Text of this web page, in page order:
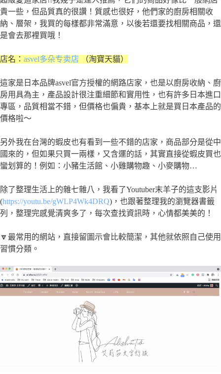
貴一些，但品質真的很讚！質感也很好，他們家的廚房相關收
納、層架，我買的每樣都非常滿意，以後若還要找相關商品，還
是會去那裡買哦！
店名： asvel多朵专卖店 （淘寶天貓）
這家是日本品牌asvel官方授權的網路店家，也是以廚房收納、廚
房用具為主，產品設計很注重細節和實用性，也有許多日本進口
專區，品質相當不錯，但價格也偏貴，基本上就是買日本產品的
價格啦～
另外我在台灣的蝦皮也有看到一些不錯的店家，商品部分是從中
國來的，但如果只買一兩樣，又含運的話，其實直接從蝦皮買也
蠻划算的！例如：小豬生活館、小雞購物趣、小麥購物…
除了整理生活上的雜七雜八，我看了Youtuber末羊子的這支影片
(https://youtu.be/gWLP4Wk4DRQ)，也跟著整理我的瀏覽器書籤
列，整理完感覺清爽多了，每次查找資訊時，心情都美美的！
🔽最常用的網站，直接留圖示會比較簡潔，其他就依照自己使用
習慣分類。